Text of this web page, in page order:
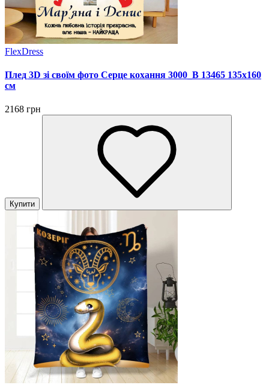
FlexDress
Плед 3D зі своїм фото Серце кохання 3000_B 13465 135х160
см
2168 грн
Купити